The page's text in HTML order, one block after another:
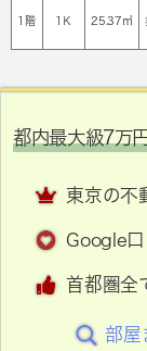
1階 1Ｋ 25.37㎡
都内最大級7万
東京の不
Google
首都圏全
部屋